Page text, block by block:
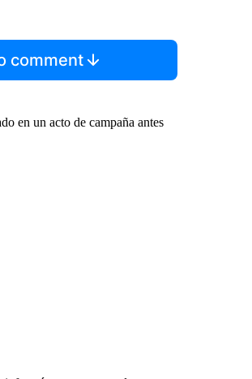
comment
en un acto de campaña antes